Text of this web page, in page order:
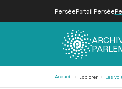
PerséePortail Persée
Accueil Explorer Les